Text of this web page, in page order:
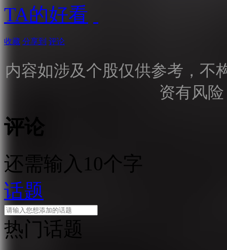
TA的好看
收藏 分享到 评论
内容如涉及个股仅供参考，不
资有风
评论
还需输入10个字
话题
热门话题